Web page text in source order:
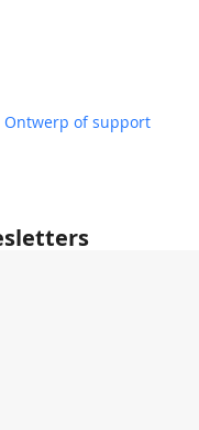
Ontwerp of support